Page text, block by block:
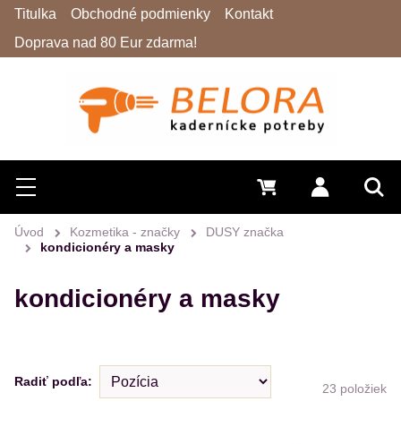
Hľadať
Menu Prihlásiť
0 €
Titulka Obchodné podmienky
Kontakt
Doprava nad 80 Eur zdarma!
Úvod Kozmetika - značky
DUSY značka
kondicionéry a masky
kondicionéry a masky
Radiť podľa: 23 položiek